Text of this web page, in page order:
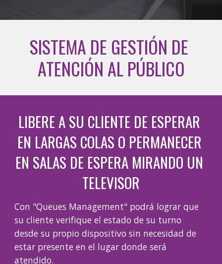
SISTEMA DE GESTIÓN DE
ATENCIÓN AL PÚBLICO
LIBERE A SU CLIENTE DE ESPERAR
EN LARGAS COLAS O PERMANECER
EN SALAS DE ESPERA MIRANDO UN
TELEVISOR
Con "Queues Management" podrá lograr que
su cliente verifique el estado de su turno
desde su propio dispositivo sin necesidad de
estar presente en el lugar donde será
atendido.